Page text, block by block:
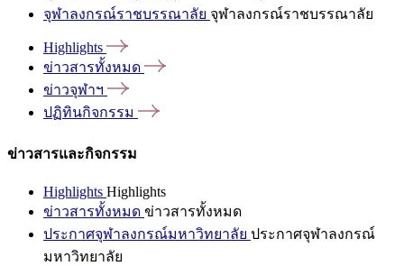
จุฬาลงกรณ์ราชบรรณาลัย จุฬาลงกรณ์ราชบรรณาลัย
Highlights
ข่าวสารทั้งหมด
ข่าวจุฬาฯ
ปฏิทินกิจกรรม
ข่าวสารและกิจกรรม
Highlights Highlights
ข่าวสารทั้งหมด ข่าวสารทั้งหมด
ประกาศจุฬาลงกรณ์มหาวิทยาลัย ประกาศจุฬาลงกรณ์
มหาวิทยาลัย